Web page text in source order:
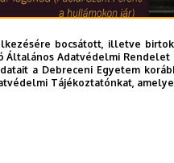
bocsátott, illetve
Általános Adatvédelmi
a Debreceni Egyetem
Tájékoztatónkat,